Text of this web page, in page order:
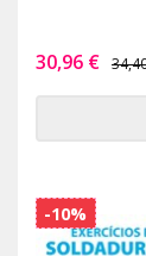
30,96 €
-10%